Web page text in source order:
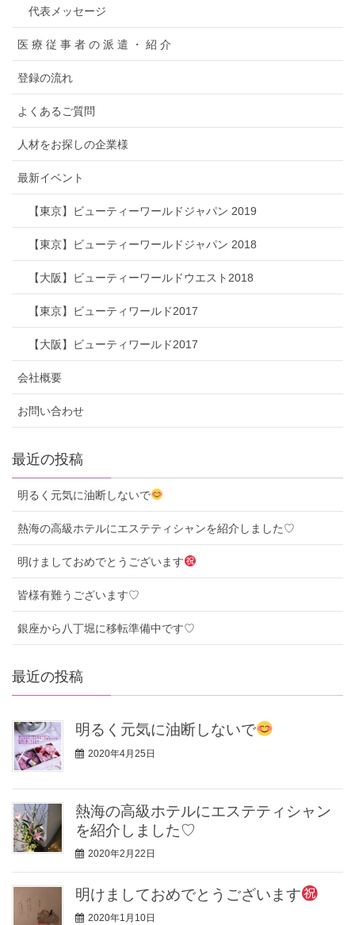
代表メッセージ
医 療 従 事 者 の 派 遣 ・ 紹 介
登録の流れ
よくあるご質問
人材をお探しの企業様
最新イベント
【東京】ビューティーワールドジャパン 2019
【東京】ビューティーワールドジャパン 2018
【大阪】ビューティーワールドウエスト2018
【東京】ビューティワールド2017
【大阪】ビューティワールド2017
会社概要
お問い合わせ
最近の投稿
明るく元気に油断しないで
熱海の高級ホテルにエステティシャンを紹介しました♡
明けましておめでとうございます
皆様有難うございます♡
銀座から八丁堀に移転準備中です♡
最近の投稿
明るく元気に油断しないで
2020年4月25日
熱海の高級ホテルにエステティシャン
を紹介しました♡
2020年2月22日
明けましておめでとうございます
2020年1月10日